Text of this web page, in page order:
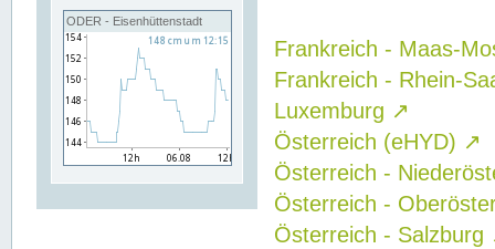
ODER - Eisenhüttenstadt
Frankreich - Maas-
Frankreich - Rhein-
Luxemburg ↗
Österreich (eHYD) ↗
Österreich -
Österreich -
Österreich - Salzburg